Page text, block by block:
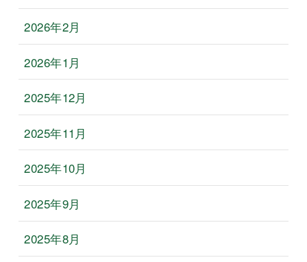
2026年2月
2026年1月
2025年12月
2025年11月
2025年10月
2025年9月
2025年8月